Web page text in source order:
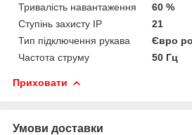
Тривалість навантаження
60 %
Ступінь захисту IP
21
Тип підключення рукава
Євро
Частота струму
50 Гц
Приховати
Умови доставки